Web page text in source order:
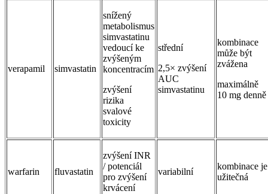
verapamil simvastatin
snížený
metabolismus
simvastatinu
vedoucí ke
zvýšeným
koncentracím
zvýšení
rizika
svalové
toxicity
střední
2,5× zvýšení
AUC
simvastatinu
kombinace
může být
zvážena
maximálně
10 mg denně
warfarin fluvastatin
zvýšení INR
/ potenciál
pro zvýšení
krvácení
variabilní
kombinace je
užitečná